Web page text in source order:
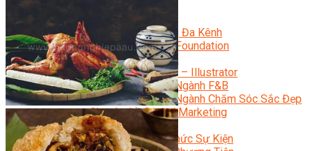
Content Marketing Đa Kênh
Digital Marketing Foundation
Bán Hàng Đa Kênh
Adobe Photoshop – Illustrator
Marketing Online Ngành F&B
Marketing Online Ngành Chăm Sóc Sắc Đẹp
Chuyên Đề Digital Marketing
Media Production
Chuyên Viên Tổ Chức Sự Kiện